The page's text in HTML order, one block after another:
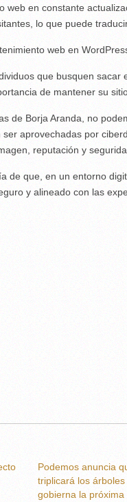
web en constante
lo que puede
web en
que busquen sacar
de mantener su
de Borja Aranda, no
aprovechadas por
reputación y
de que, en un entorno
y alineado con las
Podemos anuncia
triplicará los árboles
gobierna la próxima